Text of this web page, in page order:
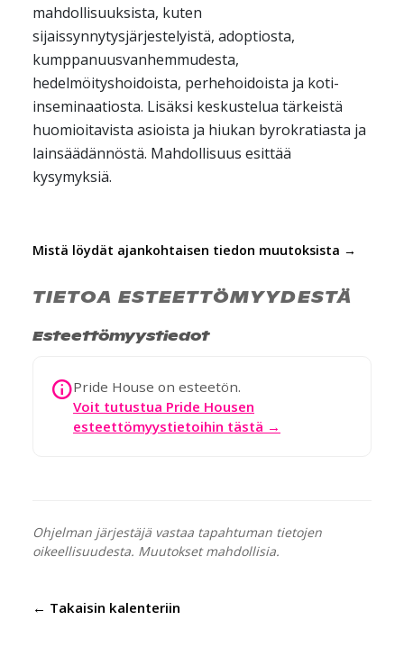
mahdollisuuksista, kuten
sijaissynnytysjärjestelyistä, adoptiosta,
kumppanuusvanhemmudesta,
hedelmöityshoidoista, perhehoidoista ja koti-
inseminaatiosta. Lisäksi keskustelua tärkeistä
huomioitavista asioista ja hiukan byrokratiasta ja
lainsäädännöstä. Mahdollisuus esittää
kysymyksiä.
Mistä löydät ajankohtaisen tiedon muutoksista →
TIETOA ESTEETTÖMYYDESTÄ
Esteettömyystiedot
Pride House on esteetön.
Voit tutustua Pride Housen
esteettömyystietoihin tästä →
Ohjelman järjestäjä vastaa tapahtuman tietojen
oikeellisuudesta. Muutokset mahdollisia.
← Takaisin kalenteriin